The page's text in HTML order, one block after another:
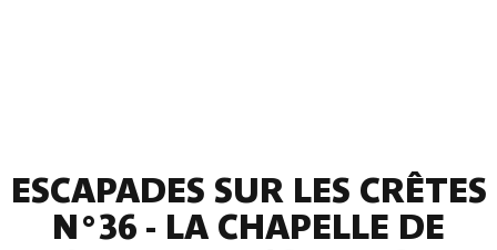
ESCAPADES SUR LES CRÊTES
N°36 - LA CHAPELLE DE